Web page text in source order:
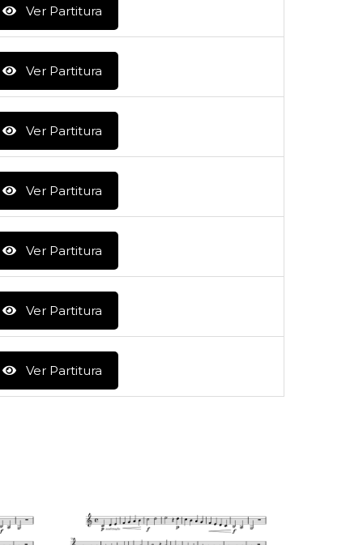
Ver Partitura
Ver Partitura
Ver Partitura
Ver Partitura
Ver Partitura
Ver Partitura
Ver Partitura